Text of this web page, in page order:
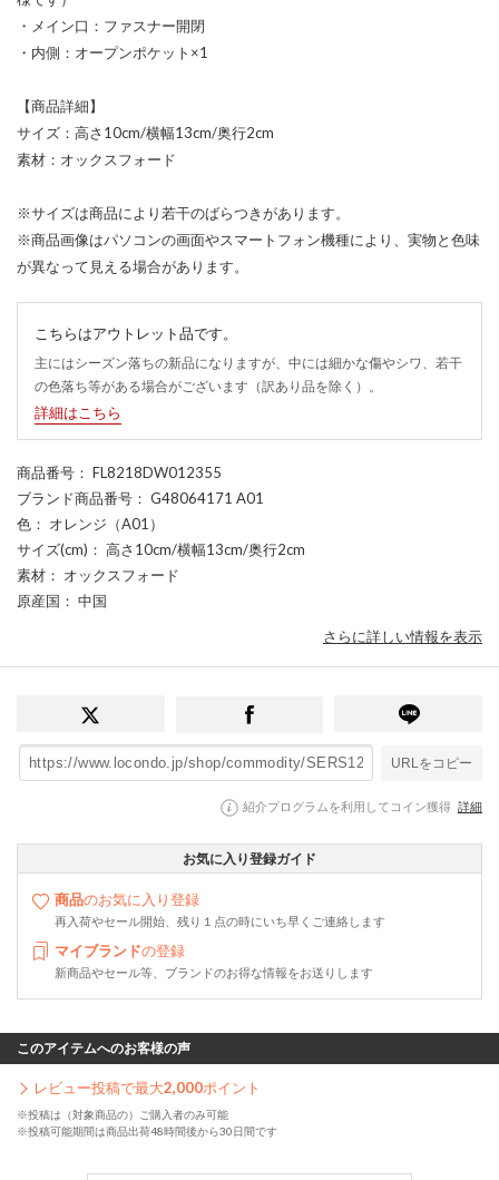
・メイン口：ファスナー開閉
・内側：オープンポケット×1
【商品詳細】
サイズ：高さ10cm/横幅13cm/奥行2cm
素材：オックスフォード
※サイズは商品により若干のばらつきがあります。
※商品画像はパソコンの画面やスマートフォン機種により、実物と色味
が異なって見える場合があります。
こちらはアウトレット品です。
主にはシーズン落ちの新品になりますが、中には細かな傷やシワ、若干
の色落ち等がある場合がございます（訳あり品を除く）。
詳細はこちら
商品番号 ： FL8218DW012355
ブランド商品番号 ： G48064171 A01
色 ： オレンジ（A01）
サイズ(cm) ： 高さ10cm/横幅13cm/奥行2cm
素材 ： オックスフォード
原産国 ： 中国
さらに詳しい情報を表示
URLをコピー
紹介プログラムを利用してコイン獲得 詳細
お気に入り登録ガイド
商品のお気に入り登録
再入荷やセール開始、残り１点の時にいち早くご連絡します
マイブランドの登録
新商品やセール等、ブランドのお得な情報をお送りします
このアイテムへのお客様の声
レビュー投稿で最大2,000ポイント
※投稿は（対象商品の）ご購入者のみ可能
※投稿可能期間は商品出荷48時間後から30日間です